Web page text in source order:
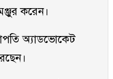
করেন।
অ্যাডভোকেট